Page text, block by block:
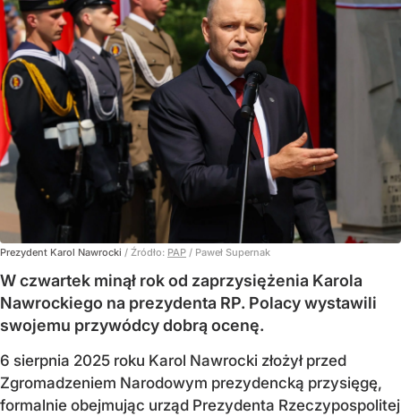
Prezydent Karol Nawrocki / Źródło: PAP / Paweł Supernak
W czwartek minął rok od zaprzysiężenia Karola
Nawrockiego na prezydenta RP. Polacy wystawili
swojemu przywódcy dobrą ocenę.
6 sierpnia 2025 roku Karol Nawrocki złożył przed
Zgromadzeniem Narodowym prezydencką przysięgę,
formalnie obejmując urząd Prezydenta Rzeczypospolitej